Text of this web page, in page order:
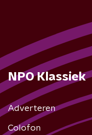
NPO Klassiek
Adverteren
Colofon